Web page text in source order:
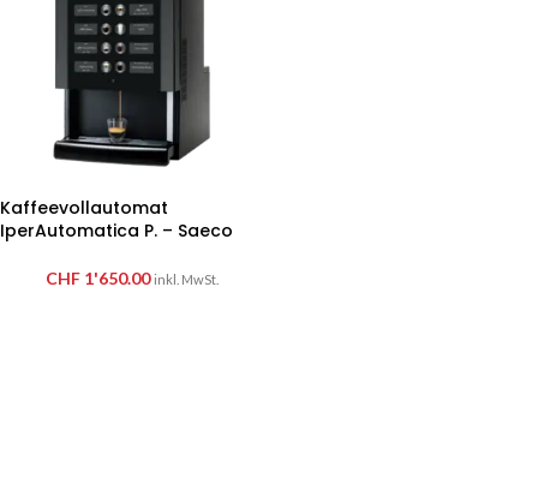
Kaffeevollautomat
IperAutomatica P. – Saeco
CHF1'650.00 inkl. MwSt.